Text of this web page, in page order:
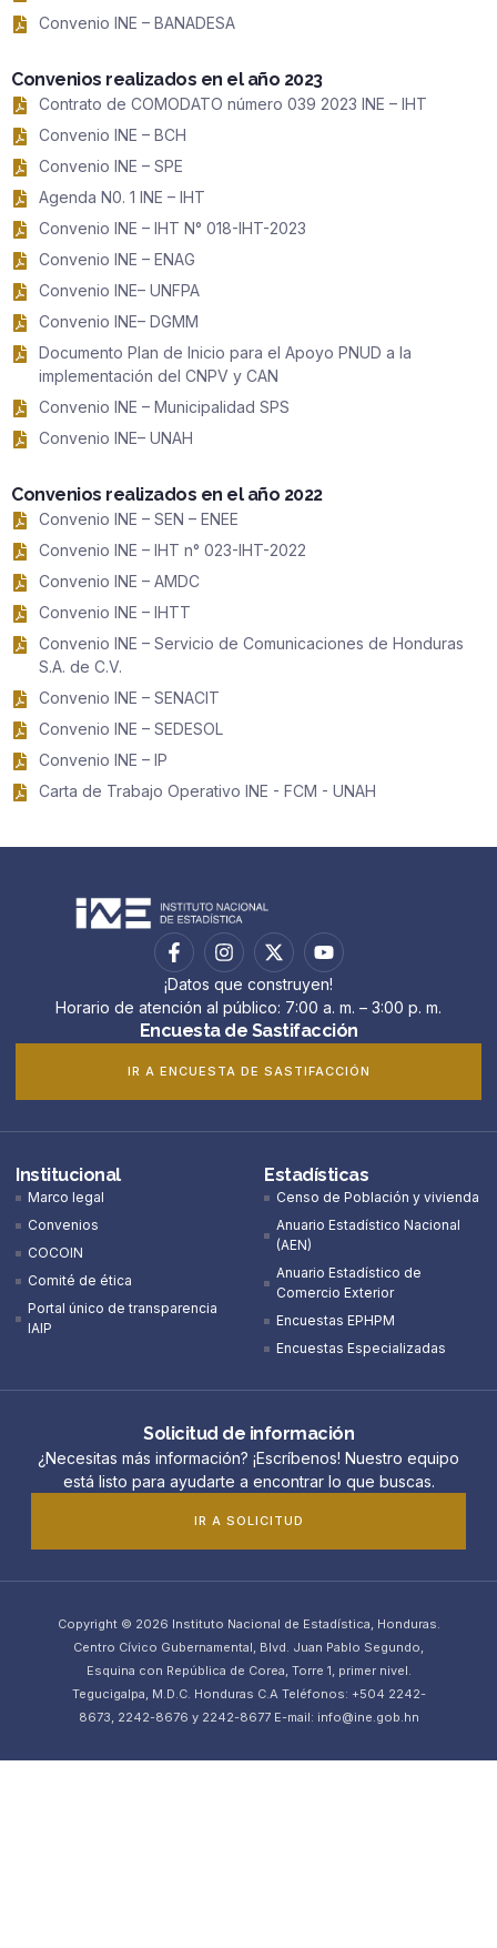
Convenio INE – BANADESA
Convenios realizados en el año 2023
Contrato de COMODATO número 039 2023 INE – IHT
Convenio INE – BCH
Convenio INE – SPE
Agenda N0. 1 INE – IHT
Convenio INE – IHT N° 018-IHT-2023
Convenio INE – ENAG
Convenio INE– UNFPA
Convenio INE– DGMM
Documento Plan de Inicio para el Apoyo PNUD a la
implementación del CNPV y CAN
Convenio INE – Municipalidad SPS
Convenio INE– UNAH
Convenios realizados en el año 2022
Convenio INE – SEN – ENEE
Convenio INE – IHT n° 023-IHT-2022
Convenio INE – AMDC
Convenio INE – IHTT
Convenio INE – Servicio de Comunicaciones de Honduras
S.A. de C.V.
Convenio INE – SENACIT
Convenio INE – SEDESOL
Convenio INE – IP
Carta de Trabajo Operativo INE - FCM - UNAH
¡Datos que construyen!
Horario de atención al público: 7:00 a. m. – 3:00 p. m.
Encuesta de Sastifacción
IR A ENCUESTA DE SASTIFACCIÓN
Institucional
Marco legal
Convenios
COCOIN
Comité de ética
Portal único de transparencia
IAIP
Estadísticas
Censo de Población y vivienda
Anuario Estadístico Nacional
(AEN)​
Anuario Estadístico de
Comercio Exterior
Encuestas EPHPM
Encuestas Especializadas
Solicitud de información
¿Necesitas más información? ¡Escríbenos! Nuestro equipo
está listo para ayudarte a encontrar lo que buscas.
IR A SOLICITUD
Copyright © 2026 Instituto Nacional de Estadística, Honduras.
Centro Cívico Gubernamental, Blvd. Juan Pablo Segundo,
Esquina con República de Corea, Torre 1, primer nivel.
Tegucigalpa, M.D.C. Honduras C.A Teléfonos: +504 2242-
8673, 2242-8676 y 2242-8677 E-mail: info@ine.gob.hn